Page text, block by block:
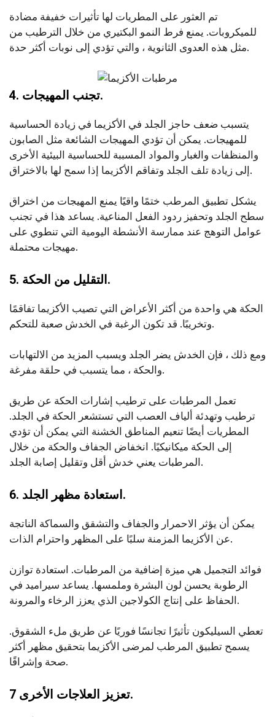
تم العثور على المطريات لها تأثيرات خفيفة مضادة
للميكروبات. يمنع فرط النمو البكتيري من خلال الترطيب من
مثل هذه العدوى الثانوية ، والتي تؤدي إلى نوبات أكثر حدة.
4. تجنب المهيجات.
يتسبب ضعف حاجز الجلد في الأكزيما في زيادة الحساسية
للمهيجات. يمكن أن تؤدي المهيجات الشائعة مثل الصابون
والمنظفات والغبار والمواد المسببة للحساسية البيئية الأخرى
إلى زيادة تلف الجلد وتفاقم الأكزيما إذا سمح لها بالاختراق.
يشكل تطبيق المرطب ختمًا واقيًا يمنع المهيجات من اختراق
سطح الجلد وتحفيز ردود الفعل المناعية. يساعد هذا في تجنب
عوامل التوهج عند ممارسة الأنشطة اليومية التي تنطوي على
مهيجات محتملة.
5. التقليل من الحكة.
الحكة هي واحدة من أكثر الأعراض التي تصيب الأكزيما تفاقمًا
وتخريبًا. قد تكون الرغبة في الخدش صعبة للتحكم.
ومع ذلك ، فإن الخدش يضر الجلد ويسبب المزيد من الالتهابات
والحكة ، مما يتسبب في حلقة مفرغة.
تعمل المرطبات على ترطيب إشارات الحكة عن طريق
ترطيب وتهدئة ألياف العصب التي تستشعر الحكة في الجلد.
المطريات أيضًا تنعيم المناطق الخشنة التي يمكن أن تؤدي
إلى الحكة ميكانيكيًا. انخفاض الجفاف والحكة من خلال
المرطبات يعني خدش أقل وتقليل إصابة الجلد.
6. استعادة مظهر الجلد.
يمكن أن يؤثر الاحمرار والجفاف والتشقق والسماكة الناتجة
عن الأكزيما المزمنة سلبًا على المظهر واحترام الذات.
فوائد التجميل هي ميزة إضافية من المرطبات. استعادة توازن
الرطوبة يحسن لون البشرة وملمسها. يساعد سيراميد في
الحفاظ على إنتاج الكولاجين الذي يعزز الرخاء والمرونة.
تعطي السيليكون تأثيرًا تجانسًا فوريًا عن طريق ملء الشقوق.
يسمح تطبيق المرطب لمرضى الأكزيما بتحقيق مظهر أكثر
صحة وإشراقًا.
7 تعزيز العلاجات الأخرى.